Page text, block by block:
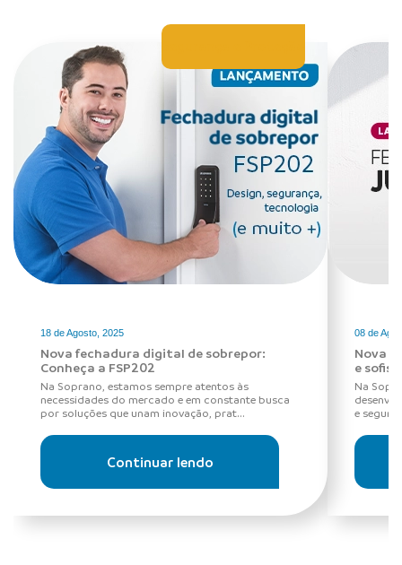
18 de Agosto, 2025
Nova fechadura digital de sobrepor:
Conheça a FSP202
Na Soprano, estamos sempre atentos às
necessidades do mercado e em constante busca
por soluções que unam inovação, prat...
Continuar lendo
08 de
Nova
e
Na
e